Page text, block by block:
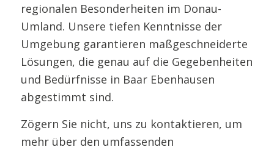
regionalen Besonderheiten im Donau-
Umland. Unsere tiefen Kenntnisse der
Umgebung garantieren maßgeschneiderte
Lösungen, die genau auf die Gegebenheiten
und Bedürfnisse in Baar Ebenhausen
abgestimmt sind.
Zögern Sie nicht, uns zu kontaktieren, um
mehr über den umfassenden